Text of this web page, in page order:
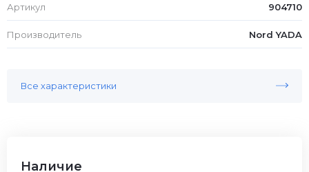
Артикул 904710
Производитель Nord YADA
Все характеристики
Наличие